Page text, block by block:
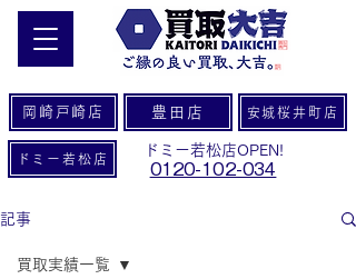
岡崎戸崎店 豊田店 安城桜井町店
ドミー若松店
ドミー若松店OPEN!
0120-102-034
記事
買取実績一覧